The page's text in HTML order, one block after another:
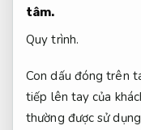
tâm.
Quy trình.
Con dấu đóng trên
tiếp lên tay của
thường được sử